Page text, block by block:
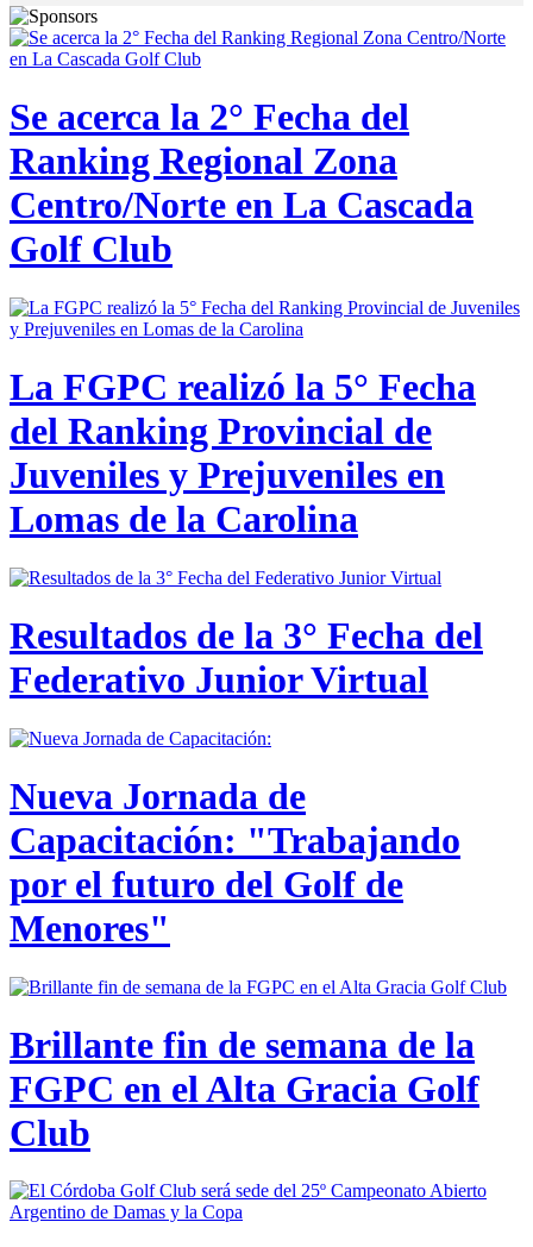
Se acerca la 2° Fecha del
Ranking Regional Zona
Centro/Norte en La Cascada
Golf Club
La FGPC realizó la 5° Fecha
del Ranking Provincial de
Juveniles y Prejuveniles en
Lomas de la Carolina
Resultados de la 3° Fecha del
Federativo Junior Virtual
Nueva Jornada de
Capacitación: "Trabajando
por el futuro del Golf de
Menores"
Brillante fin de semana de la
FGPC en el Alta Gracia Golf
Club